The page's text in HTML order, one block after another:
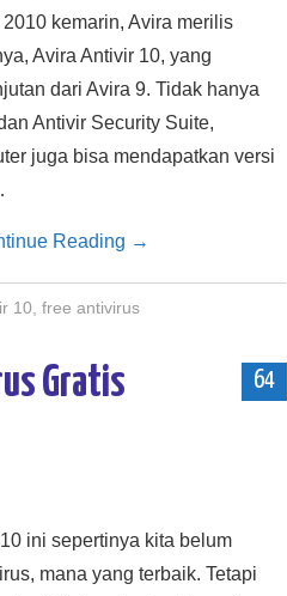
kemarin, Avira merilis
Avira Antivir 10, yang
dari Avira 9. Tidak hanya
Antivir Security Suite,
juga bisa mendapatkan versi
Reading →
10 free antivirus
64
Gratis
ini sepertinya kita belum
mana yang terbaik. Tetapi